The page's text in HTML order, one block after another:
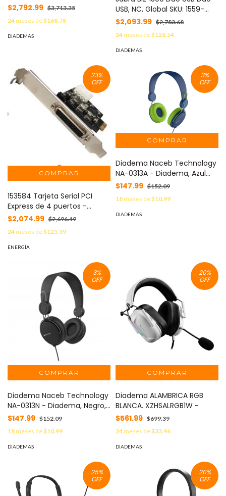
Supraaural, 20 - 20000 Hz
$2,792.99 $3,713.35
24meses de$168.78
DIADEMAS
USB, NC, Global SKU: 1559-
0159
$2,093.99 $2,783.68
24meses de$126.54
DIADEMAS
23%
OFF
153584 Tarjeta Serial PCI
Express de 4 puertos -
Adaptador con cuatro
puertos DB9; salida de
energía de 5V.
$2,074.99 $2,696.19
24meses de$125.39
ENERGÍA
3%
OFF
Diadema Naceb Technology
NA-0313A - Diadema, Azul
con verde, 1.2 m
$147.99 $152.09
18meses de$10.99
DIADEMAS
3%
OFF
Diadema Naceb Technology
NA-0313N - Diadema, Negro,
1.2 m
$147.99 $152.09
18meses de$10.99
DIADEMAS
20%
OFF
Diadema ALAMBRICA RGB
BLANCA. XZHSALRGB1W -
$561.99 $699.39
24meses de$33.96
DIADEMAS
25%
OFF
20%
OFF